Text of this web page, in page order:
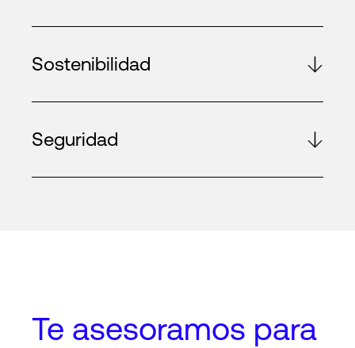
Sostenibilidad
Seguridad
Te asesoramos para